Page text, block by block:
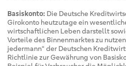
Basiskonto: Die Deutsche
Girokonto heutzutage ein
wirtschaftlichen Leben darstellt
Vorteile des Binnenmarktes zu
jedermann“ der Deutschen
Richtlinie zur Gewährung von